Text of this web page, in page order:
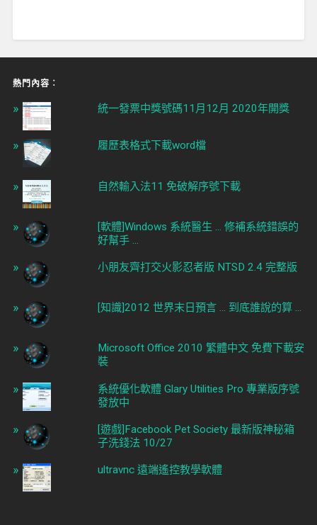
熱門內容︰
統一發票中獎號碼11月12月 2020年開獎
履歷表格式下載word檔
自然輸入法11 免破解序號下載
[軟體]Windows 系統醫生 ... 修補系統錯誤的
好幫手 ...
小朋友齊打交火影忍者版 NTSD 2.4 完整版
[知識]2012 世界末日預言 ... 到底誰說的算 ...
Microsoft Office 2010 繁體中文 免費下載安
裝
系統優化軟體 Glary Utilities Pro 專業版序號
發放中
[遊戲]Facebook Pet Society 最新版神秘箱
子洗錢法 10/27
ultravnc 遠端遙控教學軟體